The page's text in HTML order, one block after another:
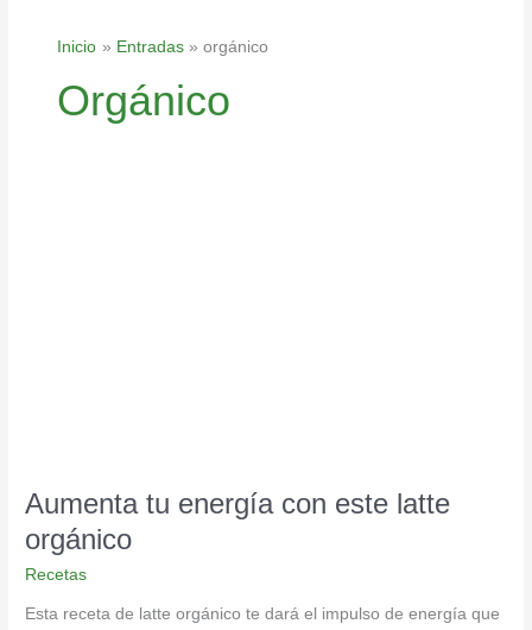
Inicio Entradas orgánico
Orgánico
Aumenta tu energía con este latte
orgánico
Recetas
Esta receta de latte orgánico te dará el impulso de energía que